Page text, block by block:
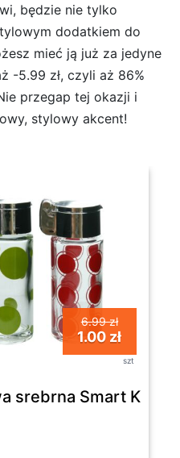
będzie nie tylko
dodatkiem do
mieć ją już za jedyne
-5.99 zł, czyli aż 86%
przegap tej okazji i
stylowy akcent!
6.99 zł
1.00 zł
szt
srebrna Smart